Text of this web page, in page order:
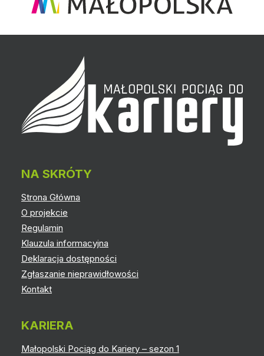
NA SKRÓTY
Strona Główna
O projekcie
Regulamin
Klauzula informacyjna
Deklaracja dostępności
Zgłaszanie nieprawidłowości
Kontakt
KARIERA
Małopolski Pociąg do Kariery – sezon 1